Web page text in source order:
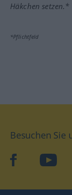
Häkchen setzen.*
*Pflichtfeld
Besuchen Sie
facebookYouTube